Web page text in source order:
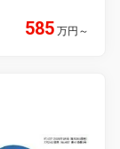
585 万円 ～